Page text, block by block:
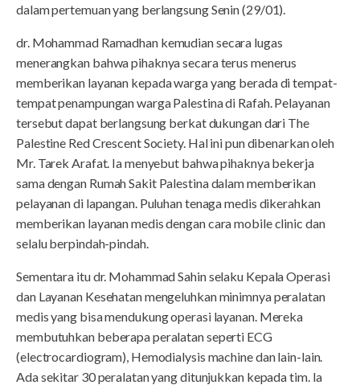
dalam pertemuan yang berlangsung Senin (29/01).
dr. Mohammad Ramadhan kemudian secara lugas
menerangkan bahwa pihaknya secara terus menerus
memberikan layanan kepada warga yang berada di tempat-
tempat penampungan warga Palestina di Rafah. Pelayanan
tersebut dapat berlangsung berkat dukungan dari The
Palestine Red Crescent Society. Hal ini pun dibenarkan oleh
Mr. Tarek Arafat. Ia menyebut bahwa pihaknya bekerja
sama dengan Rumah Sakit Palestina dalam memberikan
pelayanan di lapangan. Puluhan tenaga medis dikerahkan
memberikan layanan medis dengan cara mobile clinic dan
selalu berpindah-pindah.
Sementara itu dr. Mohammad Sahin selaku Kepala Operasi
dan Layanan Kesehatan mengeluhkan minimnya peralatan
medis yang bisa mendukung operasi layanan. Mereka
membutuhkan beberapa peralatan seperti ECG
(electrocardiogram), Hemodialysis machine dan lain-lain.
Ada sekitar 30 peralatan yang ditunjukkan kepada tim. Ia